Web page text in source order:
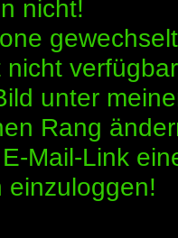
nicht!
unter
Rang
Mail-Link
einzuloggen!